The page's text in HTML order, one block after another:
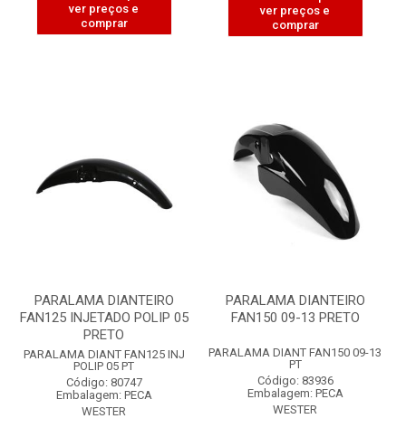
ver preços e
comprar
ver preços e
comprar
PARALAMA DIANTEIRO
FAN125 INJETADO POLIP 05
PRETO
PARALAMA DIANT FAN125 INJ
POLIP 05 PT
Código: 80747
Embalagem: PECA
WESTER
PARALAMA DIANTEIRO
FAN150 09-13 PRETO
PARALAMA DIANT FAN150 09-13
PT
Código: 83936
Embalagem: PECA
WESTER